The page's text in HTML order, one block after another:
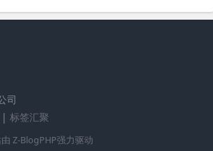
司
| 标签汇聚
Z-BlogPHP强力驱动